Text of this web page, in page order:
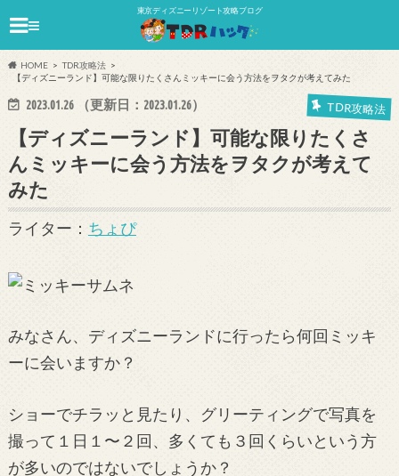
東京ディズニーリゾート攻略ブログ
≡
HOME
TDR攻略法
【ディズニーランド】可能な限りたくさんミッキーに会う方法をヲタクが考えてみた
2023.01.26（更新日： 2023.01.26） TDR攻略法
【ディズニーランド】可能な限りたくさ
んミッキーに会う方法をヲタクが考えて
みた
ライター： ちょぴ
みなさん、ディズニーランドに行ったら何回ミッキ
ーに会いますか？
ショーでチラッと見たり、グリーティングで写真を
撮って１日１〜２回、多くても３回くらいという方
が多いのではないでしょうか？